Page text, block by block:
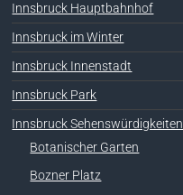
Innsbruck Hauptbahnhof
Innsbruck im Winter
Innsbruck Innenstadt
Innsbruck Park
Innsbruck Sehenswürdigkeiten
Botanischer Garten
Bozner Platz